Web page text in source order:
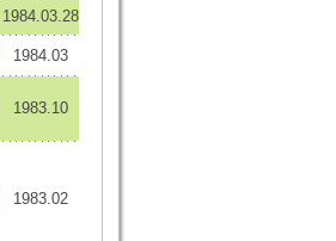
1984.03.28
1984.03
1983.10
1983.02